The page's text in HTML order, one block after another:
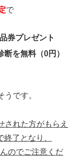
で
券プレゼント
を無料（0円）
です。
れた方がもらえ
了となり、
のでご注意くだ